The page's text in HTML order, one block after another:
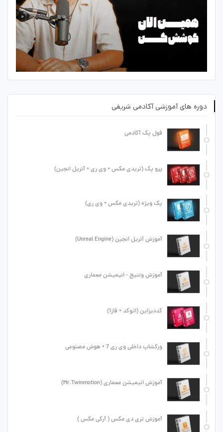
دوره های آموزشی آکادمی شریفی
فول پک آکادمی
پرو پک (تریدی مکس + وی ری + آنریل انجین)
پک ویژه (تریدی مکس + وی ری)
آموزش آنریل انجین (Unreal Engine)
آموزش ونتیج - انیمیشن معماری
کددیزاین (اتوکد + فاز1)
ورکشاپ داخلی وی ری 7 + هوش مصنوعی
آموزش انیمیشن معماری (Mr.Twinmotion)
آموزش تری دی مکس ( آرکی مکس )